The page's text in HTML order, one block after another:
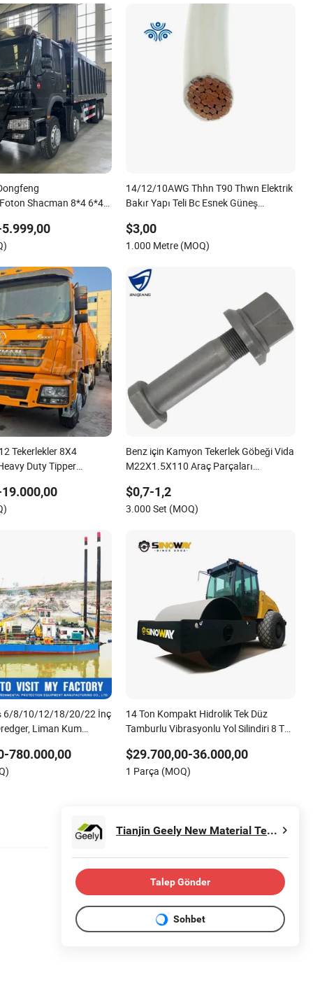
Shacman 8*4 6*4
Sintrk/Hohan/Beiben/A7/T7
Traktör Tipper Kamyon
14/12/10AWG Thhn T90 Thwn Elektrik
Bakır Yapı Teli Bc Esnek Güneş
Kablosu
$3,00
1.000 Metre (MOQ)
Tekerlekler 8X4
Duty Tipper
Benz için Kamyon Tekerlek Göbeği Vida
M22X1.5X110 Araç Parçaları
$0,7-1,2
3.000 Set (MOQ)
6/8/10/12/18/20/22 İnç
Liman Kum
Dredging
780.000,00
14 Ton Kompakt Hidrolik Tek Düz
Tamburlu Vibrasyonlu Yol Silindiri 8 Ton
Vibrasyonlu Asfalt Sıkıştırma Silindiri
Satılık
$29.700,00-36.000,00
1 Parça (MOQ)
Tianjin Geely New Material Technology Co., Ltd.
Talep Gönder
Sohbet